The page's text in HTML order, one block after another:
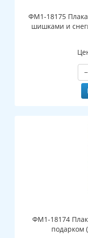
ФМ1-18175
шишками и
−
ФМ1-18174
подарком